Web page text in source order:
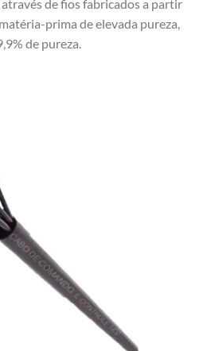
de fios fabricados a partir
prima de elevada pureza,
de pureza.